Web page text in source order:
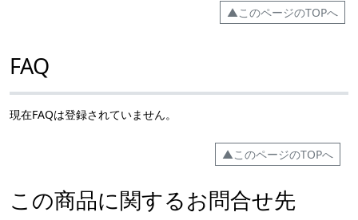
▲このページのTOPへ
FAQ
現在FAQは登録されていません。
▲このページのTOPへ
この商品に関するお問合せ先